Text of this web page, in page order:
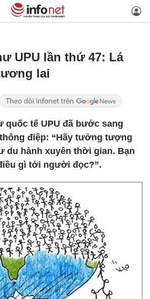
UPU lần thứ 47: Lá
lai
quốc tế UPU đã bước sang
điệp: “Hãy tưởng tượng
du hành xuyên thời gian. Bạn
gì tới người đọc?”.